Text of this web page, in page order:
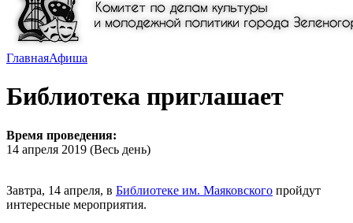
ГлавнаяАфиша
Библиотека приглашает
Время проведения:
14 апреля 2019 (Весь день)
Завтра, 14 апреля, в Библиотеке им. Маяковского пройдут
интересные мероприятия.